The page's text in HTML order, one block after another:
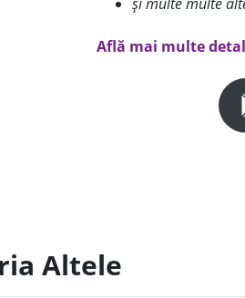
Află mai multe
Altele